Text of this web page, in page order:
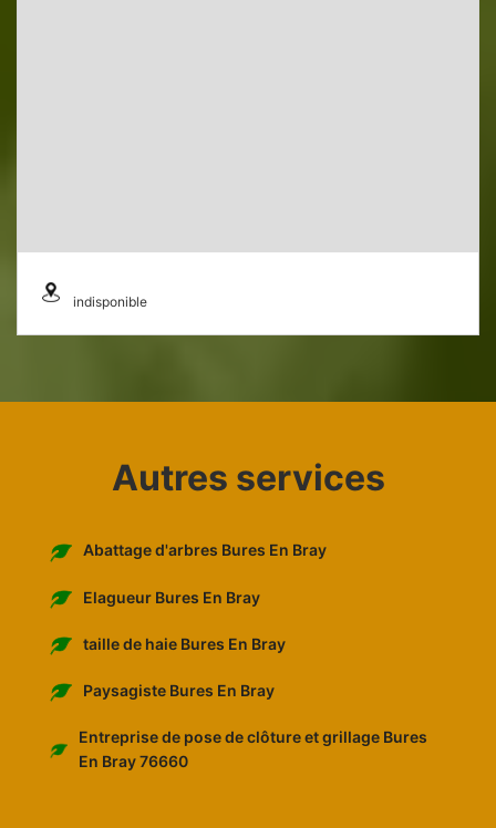
indisponible
Autres services
Abattage d'arbres Bures En Bray
Elagueur Bures En Bray
taille de haie Bures En Bray
Paysagiste Bures En Bray
Entreprise de pose de clôture et grillage Bures
En Bray 76660